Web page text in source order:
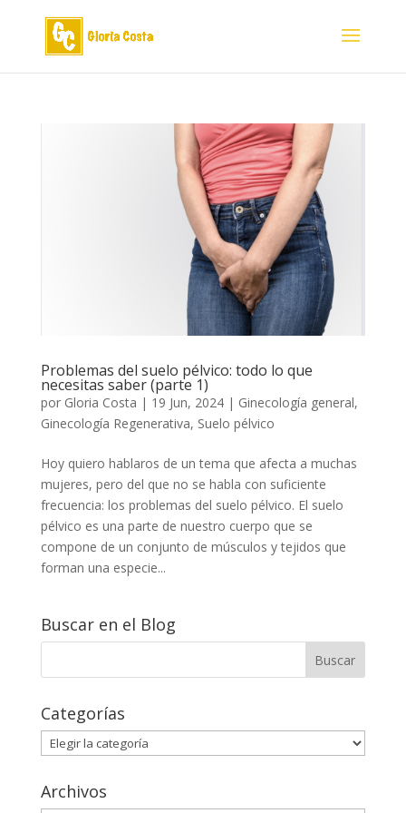
Problemas del suelo pélvico: todo lo que
necesitas saber (parte 1)
por Gloria Costa | 19 Jun, 2024| Ginecología general,
Ginecología Regenerativa, Suelo pélvico
Hoy quiero hablaros de un tema que afecta a muchas
mujeres, pero del que no se habla con suficiente
frecuencia: los problemas del suelo pélvico. El suelo
pélvico es una parte de nuestro cuerpo que se
compone de un conjunto de músculos y tejidos que
forman una especie...
Buscar en el Blog
Categorías
Categorías
Archivos